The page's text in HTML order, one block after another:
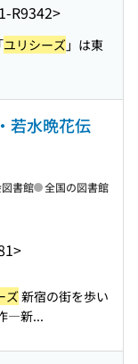
R9342>
ユリシーズ」は東
・若水晩花伝
書館 全国の図書館
ズ新宿の街を歩い
―新...